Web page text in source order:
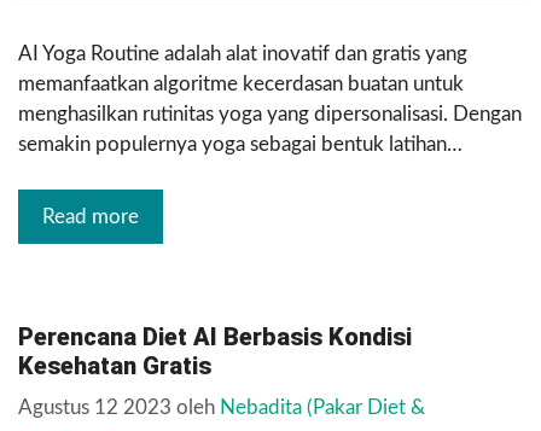
AI Yoga Routine adalah alat inovatif dan gratis yang
memanfaatkan algoritme kecerdasan buatan untuk
menghasilkan rutinitas yoga yang dipersonalisasi. Dengan
semakin populernya yoga sebagai bentuk latihan…
Read more
Perencana Diet AI Berbasis Kondisi
Kesehatan Gratis
Agustus 12 2023 oleh Nebadita (Pakar Diet &